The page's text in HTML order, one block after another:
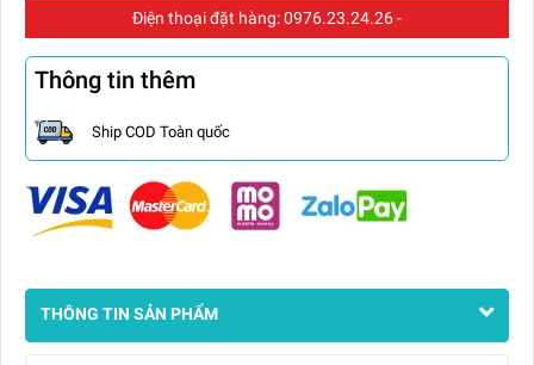
Điện thoại đặt hàng:0976.23.24.26-
Thông tin thêm
Ship COD Toàn quốc
THÔNG TIN SẢN PHẨM